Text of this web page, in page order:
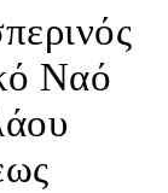
Ναό